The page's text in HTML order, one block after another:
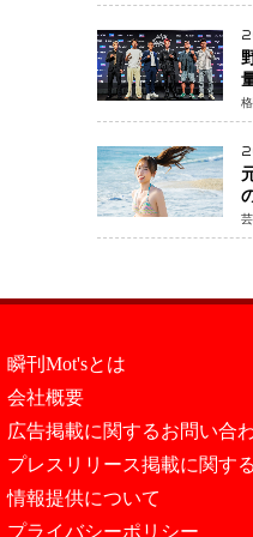
瞬刊Mot'sとは
会社概要
広告掲載に関するお問い合
プレスリリース掲載に関す
情報提供について
プライバシーポリシー